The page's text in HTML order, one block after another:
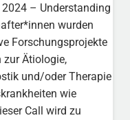
2024 – Understanding
wurden
Forschungsprojekte
zur Ätiologie,
und/oder Therapie
wie
Call wird zu